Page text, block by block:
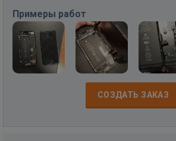
Примеры работ
СОЗДАТЬ ЗАКАЗ